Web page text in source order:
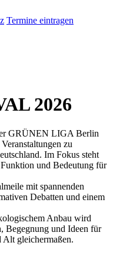
Termine eintragen
2026
GRÜNEN LIGA Berlin
zu
Im Fokus steht
und Bedeutung für
mit spannenden
Debatten und einem
Anbau wird
Begegnung und Ideen für
gleichermaßen.